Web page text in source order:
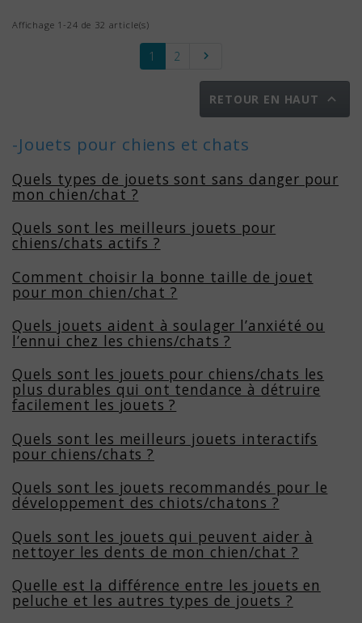
Affichage 1-24 de 32 article(s)
1 2 Suivant

RETOUR EN HAUT 
-Jouets pour chiens et chats
Quels types de jouets sont sans danger pour
mon chien/chat ?
Quels sont les meilleurs jouets pour
chiens/chats actifs ?
Comment choisir la bonne taille de jouet
pour mon chien/chat ?
Quels jouets aident à soulager l’anxiété ou
l’ennui chez les chiens/chats ?
Quels sont les jouets pour chiens/chats les
plus durables qui ont tendance à détruire
facilement les jouets ?
Quels sont les meilleurs jouets interactifs
pour chiens/chats ?
Quels sont les jouets recommandés pour le
développement des chiots/chatons ?
Quels sont les jouets qui peuvent aider à
nettoyer les dents de mon chien/chat ?
Quelle est la différence entre les jouets en
peluche et les autres types de jouets ?